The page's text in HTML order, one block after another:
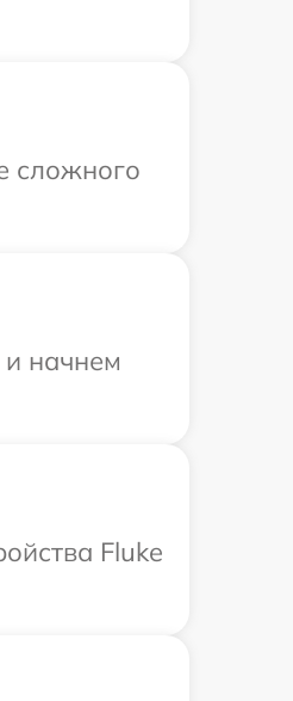
сложного
начнем
Fluke